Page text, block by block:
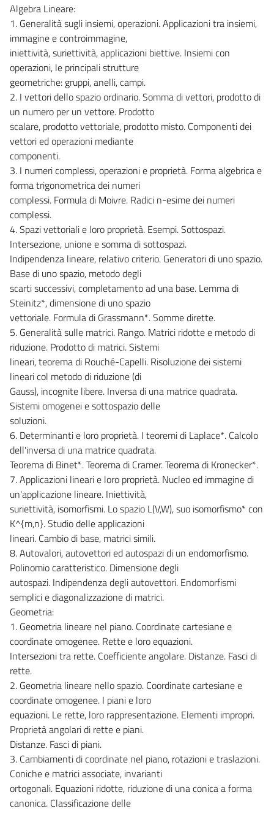
Algebra Lineare:
1. Generalità sugli insiemi, operazioni. Applicazioni tra insiemi,
immagine e controimmagine,
iniettività, suriettività, applicazioni biettive. Insiemi con
operazioni, le principali strutture
geometriche: gruppi, anelli, campi.
2. I vettori dello spazio ordinario. Somma di vettori, prodotto di
un numero per un vettore. Prodotto
scalare, prodotto vettoriale, prodotto misto. Componenti dei
vettori ed operazioni mediante
componenti.
3. I numeri complessi, operazioni e proprietà. Forma algebrica e
forma trigonometrica dei numeri
complessi. Formula di Moivre. Radici n-esime dei numeri
complessi.
4. Spazi vettoriali e loro proprietà. Esempi. Sottospazi.
Intersezione, unione e somma di sottospazi.
Indipendenza lineare, relativo criterio. Generatori di uno spazio.
Base di uno spazio, metodo degli
scarti successivi, completamento ad una base. Lemma di
Steinitz*, dimensione di uno spazio
vettoriale. Formula di Grassmann*. Somme dirette.
5. Generalità sulle matrici. Rango. Matrici ridotte e metodo di
riduzione. Prodotto di matrici. Sistemi
lineari, teorema di Rouché-Capelli. Risoluzione dei sistemi
lineari col metodo di riduzione (di
Gauss), incognite libere. Inversa di una matrice quadrata.
Sistemi omogenei e sottospazio delle
soluzioni.
6. Determinanti e loro proprietà. I teoremi di Laplace*. Calcolo
dell'inversa di una matrice quadrata.
Teorema di Binet*. Teorema di Cramer. Teorema di Kronecker*.
7. Applicazioni lineari e loro proprietà. Nucleo ed immagine di
un'applicazione lineare. Iniettività,
suriettività, isomorfismi. Lo spazio L(V,W), suo isomorfismo* con
K^{m,n}. Studio delle applicazioni
lineari. Cambio di base, matrici simili.
8. Autovalori, autovettori ed autospazi di un endomorfismo.
Polinomio caratteristico. Dimensione degli
autospazi. Indipendenza degli autovettori. Endomorfismi
semplici e diagonalizzazione di matrici.
Geometria:
1. Geometria lineare nel piano. Coordinate cartesiane e
coordinate omogenee. Rette e loro equazioni.
Intersezioni tra rette. Coefficiente angolare. Distanze. Fasci di
rette.
2. Geometria lineare nello spazio. Coordinate cartesiane e
coordinate omogenee. I piani e loro
equazioni. Le rette, loro rappresentazione. Elementi impropri.
Proprietà angolari di rette e piani.
Distanze. Fasci di piani.
3. Cambiamenti di coordinate nel piano, rotazioni e traslazioni.
Coniche e matrici associate, invarianti
ortogonali. Equazioni ridotte, riduzione di una conica a forma
canonica. Classificazione delle